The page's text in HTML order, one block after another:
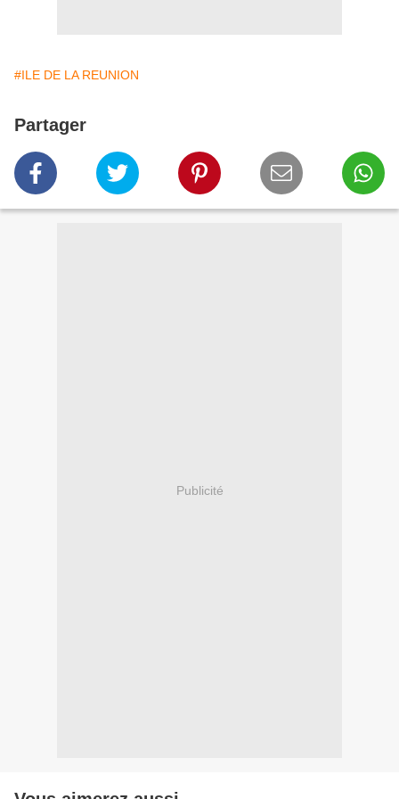
#ILE DE LA REUNION
Partager
Publicité